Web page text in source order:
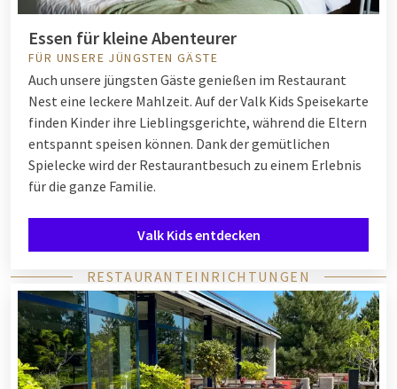
Essen für kleine Abenteurer
FÜR UNSERE JÜNGSTEN GÄSTE
Auch unsere jüngsten Gäste genießen im Restaurant
Nest eine leckere Mahlzeit. Auf der Valk Kids Speisekarte
finden Kinder ihre Lieblingsgerichte, während die Eltern
entspannt speisen können. Dank der gemütlichen
Spielecke wird der Restaurantbesuch zu einem Erlebnis
für die ganze Familie.
Valk Kids entdecken
RESTAURANTEINRICHTUNGEN